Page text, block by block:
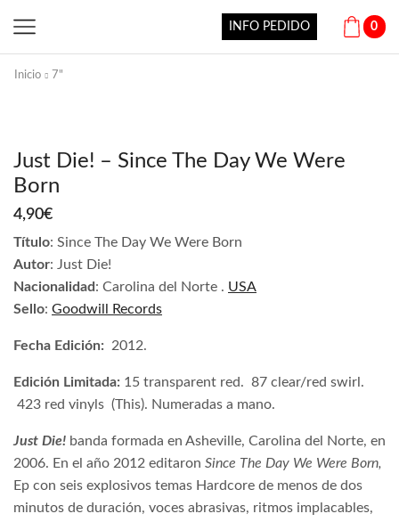
INFO PEDIDO 0
Inicio 7"
Just Die! – Since The Day We Were
Born
4,90€
Título: Since The Day We Were Born
Autor: Just Die!
Nacionalidad: Carolina del Norte . USA
Sello: Goodwill Records
Fecha Edición: 2012.
Edición Limitada: 15 transparent red. 87 clear/red swirl.
423 red vinyls (This). Numeradas a mano.
Just Die! banda formada en Asheville, Carolina del Norte, en
2006. En el año 2012 editaron Since The Day We Were Born,
Ep con seis explosivos temas Hardcore de menos de dos
minutos de duración, voces abrasivas, ritmos implacables,